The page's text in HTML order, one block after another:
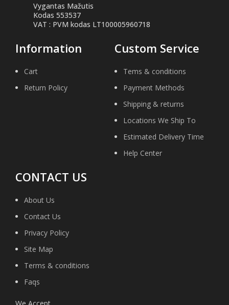
Vygantas Mažutis
Kodas 553537
VAT : PVM kodas LT100005960718
Information
Cart
Return Policy
Custom Service
Tems & conditions
Payment Methods
Shipping & returns
Locations We Ship To
Estimated Delivery Time
Help Center
CONTACT US
About Us
Contact Us
Privacy Policy
Site Map
Terms & conditions
Faqs
We Accept